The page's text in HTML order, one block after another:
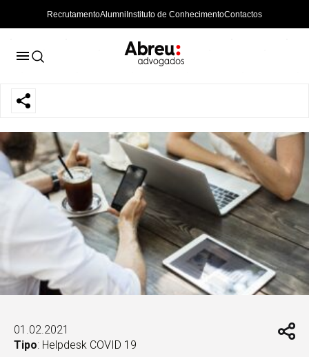
RecrutamentoAlumni Instituto de ConhecimentoContactos
01.02.2021
Tipo: Helpdesk COVID 19